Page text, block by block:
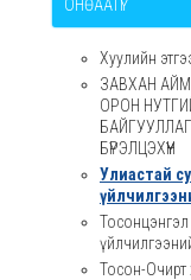
ОНӨААТҮГ
Хуулийн
ЗАВХАН
ОРОН
БҮРЭЛЦЭХҮҮН
Улиастай
Тосон-Очирт